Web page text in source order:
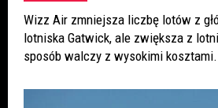
Wizz Air zmniejsza liczbę lotów z
lotniska Gatwick, ale zwiększa z
sposób walczy z wysokimi kosztami.